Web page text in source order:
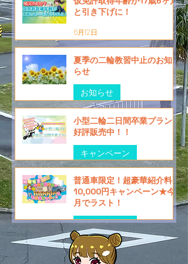
と引き下げに！
6月12日
夏季の二輪教習中止のお知
らせ
お知らせ
6月1日
小型二輪二日間卒業プラン
好評販売中！！
キャンペーン
6月1日
普通車限定！超豪華紹介料
10,000円キャンペーン★今
月でラスト！
キャンペーン
6月1日